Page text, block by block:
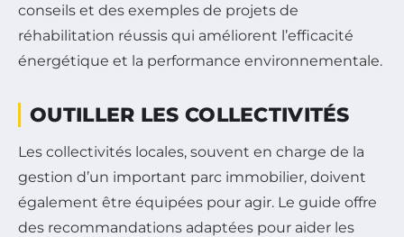
conseils et des exemples de projets de
réhabilitation réussis qui améliorent l’efficacité
énergétique et la performance environnementale.
OUTILLER LES COLLECTIVITÉS
Les collectivités locales, souvent en charge de la
gestion d’un important parc immobilier, doivent
également être équipées pour agir. Le guide offre
des recommandations adaptées pour aider les